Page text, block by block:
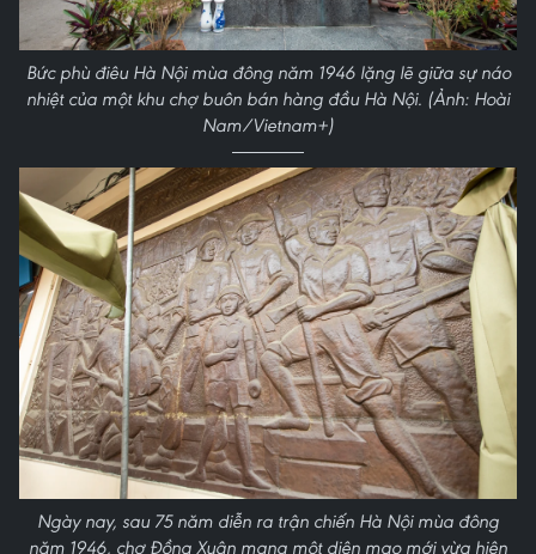
Bức phù điêu Hà Nội mùa đông năm 1946 lặng lẽ giữa sự náo
nhiệt của một khu chợ buôn bán hàng đầu Hà Nội. (Ảnh: Hoài
Nam/Vietnam+)
Ngày nay, sau 75 năm diễn ra trận chiến Hà Nội mùa đông
năm 1946, chợ Đồng Xuân mang một diện mạo mới vừa hiện